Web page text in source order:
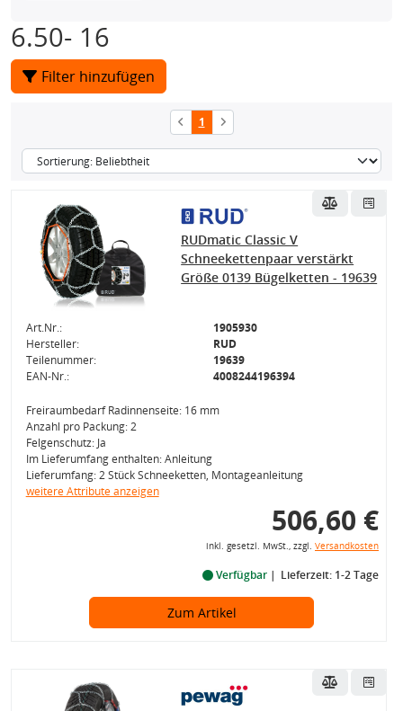
6.50- 16
Filter hinzufügen
1
RUDmatic Classic V
Schneekettenpaar verstärkt
Größe 0139 Bügelketten - 19639
Art.Nr.:
1905930
Hersteller:
RUD
Teilenummer:
19639
EAN-Nr.:
4008244196394
Freiraumbedarf Radinnenseite: 16 mm
Anzahl pro Packung: 2
Felgenschutz: Ja
Im Lieferumfang enthalten: Anleitung
Lieferumfang: 2 Stück Schneeketten, Montageanleitung
weitere Attribute anzeigen
506,60 €
inkl. gesetzl. MwSt., zzgl. Versandkosten
Verfügbar Lieferzeit: 1-2 Tage
Zum Artikel